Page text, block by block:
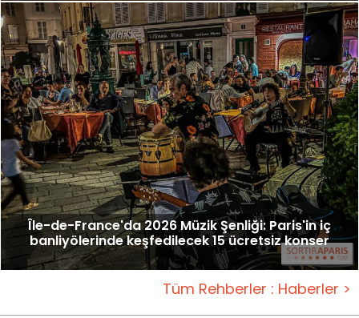
Île-de-France'da 2026 Müzik Şenliği: Paris'in iç
banliyölerinde keşfedilecek 15 ücretsiz konser
Tüm Rehberler : Haberler >